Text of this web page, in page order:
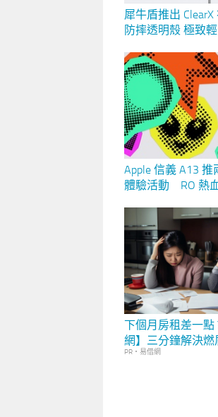
犀牛盾推出
防摔透明殼 極致
Apple 信義 A13 推
體驗活動 RO 熱
限量貼紙包
下個月房租差一
網】三分鐘解決燃
PR・易借網